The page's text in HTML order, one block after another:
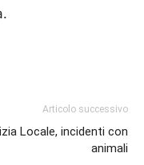
Articolo successivo
Locale, incidenti con
animali